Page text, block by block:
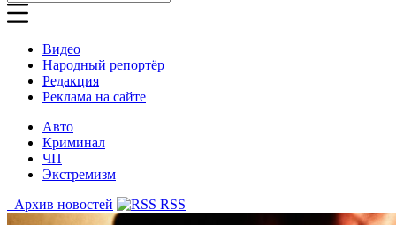
Видео
Народный репортёр
Редакция
Реклама на сайте
Авто
Криминал
ЧП
Экстремизм
Архив новостей
RSS